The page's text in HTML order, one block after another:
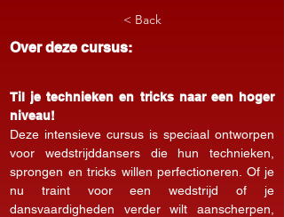
< Back
Over deze cursus:
Til je technieken en tricks naar een hoger
niveau!
Deze intensieve cursus is speciaal ontworpen
voor wedstrijddansers die hun technieken,
sprongen en tricks willen perfectioneren. Of je
nu traint voor een wedstrijd of je